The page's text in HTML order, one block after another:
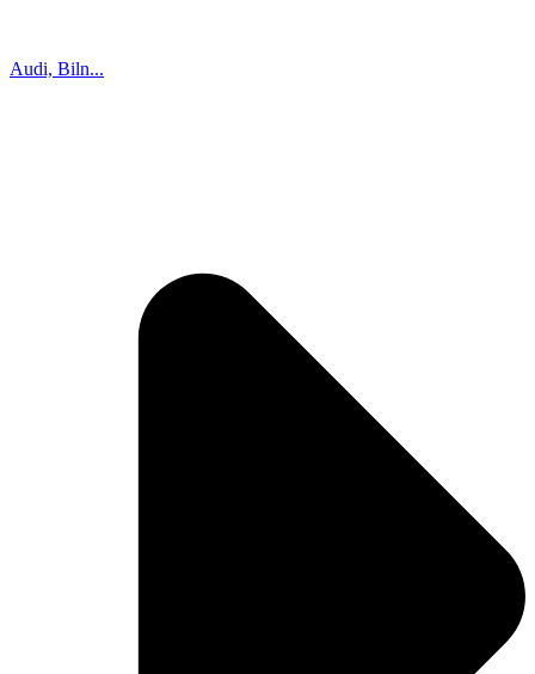
Audi, Biln...